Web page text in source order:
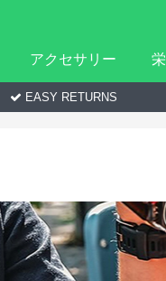
アクセサリー
EASY RETURNS